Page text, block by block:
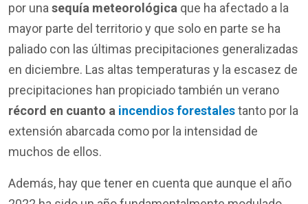
por una sequía meteorológica que ha afectado a la
mayor parte del territorio y que solo en parte se ha
paliado con las últimas precipitaciones generalizadas
en diciembre. Las altas temperaturas y la escasez de
precipitaciones han propiciado también un verano
récord en cuanto a incendios forestalestanto por la
extensión abarcada como por la intensidad de
muchos de ellos.
Además, hay que tener en cuenta que aunque el año